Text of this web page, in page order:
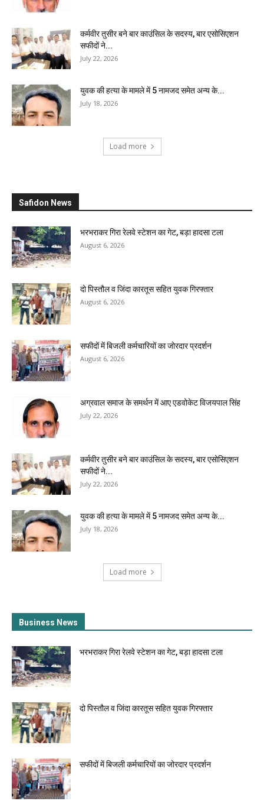
कर्मवीर तुसीर बने बार काउंसिल के सदस्य, बार एसोसिएशन
सफीदों ने...
July 22, 2026
युवक की हत्या के मामले में 5 नामजद समेत अन्य के...
July 18, 2026
Load more
Safidon News
भरभराकर गिरा रेलवे स्टेशन का गेट, बड़ा हादसा टला
August 6, 2026
दो पिस्तौल व जिंदा कारतूस सहित युवक गिरफ्तार
August 6, 2026
सफीदों में बिजली कर्मचारियों का जोरदार प्रदर्शन
August 6, 2026
अग्रवाल समाज के समर्थन में आए एडवोकेट विजयपाल सिंह
July 22, 2026
कर्मवीर तुसीर बने बार काउंसिल के सदस्य, बार एसोसिएशन
सफीदों ने...
July 22, 2026
युवक की हत्या के मामले में 5 नामजद समेत अन्य के...
July 18, 2026
Load more
Business News
भरभराकर गिरा रेलवे स्टेशन का गेट, बड़ा हादसा टला
दो पिस्तौल व जिंदा कारतूस सहित युवक गिरफ्तार
सफीदों में बिजली कर्मचारियों का जोरदार प्रदर्शन